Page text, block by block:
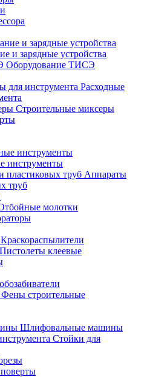
и зарядные устройства
Оборудование ТИСЭ
Расходные
Строительные миксеры
инструменты
Аппараты
труб
молотки
Краскораспылители
Пистолеты клеевые
Фены строительные
Шлифовальные машины
Стойки для